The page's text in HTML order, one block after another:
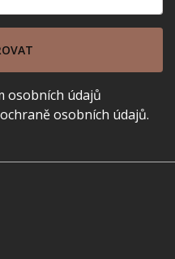
osobních údajů
osobních údajů.